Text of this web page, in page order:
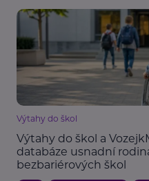
Výtahy do škol
Výtahy do škol a
databáze usnadní
bezbariérových škol